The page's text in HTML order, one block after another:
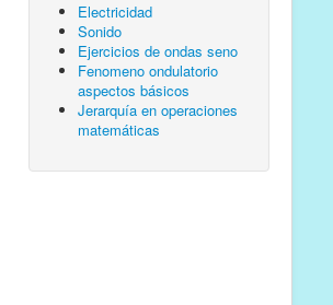
Electricidad
Sonido
Ejercicios de ondas seno
Fenomeno ondulatorio
aspectos básicos
Jerarquía en operaciones
matemáticas